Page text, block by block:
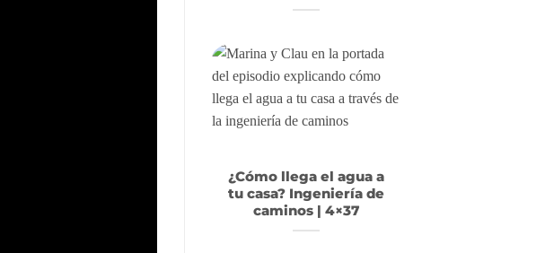
¿Cómo llega el agua a
tu casa? Ingeniería de
caminos | 4×37